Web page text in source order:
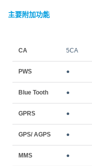
主要附加功能
CA 5CA
PWS ●
Blue Tooth ●
GPRS ●
GPS/ AGPS ●
MMS ●